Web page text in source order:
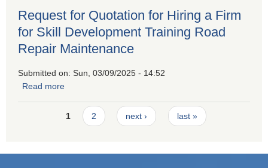
Request for Quotation for Hiring a Firm
for Skill Development Training Road
Repair Maintenance
Submitted on: Sun, 03/09/2025 - 14:52
Read more
Pages1 2 next › last »